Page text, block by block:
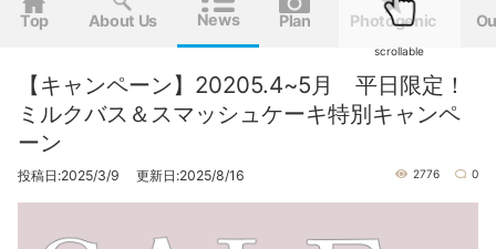
Top About Us News Plan Photogenic
scrollable
【キャンペーン】20205.4~5月 平日限定！
ミルクバス＆スマッシュケーキ特別キャンペ
ーン
投稿日:2025/3/9 更新日:2025/8/16 2776 0